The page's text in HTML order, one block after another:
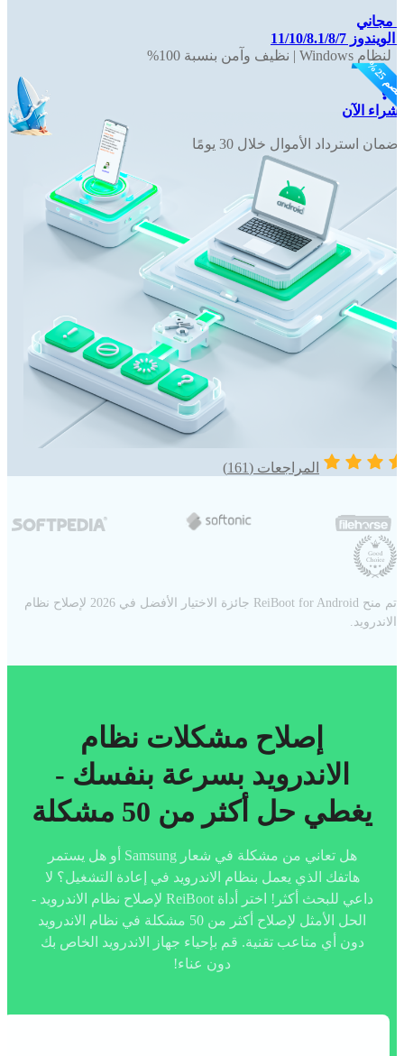
مجاني
11/10/8.1/8/7
لنظام Windows | نظيف وآمن بنسبة 100%
شراء الآن
ضمان استرداد الأموال خلال 30 يومًا
المراجعات (161)
تم منح ReiBoot for Android جائزة الاختيار الأفضل في 2026 لإصلاح نظام
الاندرويد.
إصلاح مشكلات نظام
الاندرويد بسرعة بنفسك -
يغطي حل أكثر من 50 مشكلة
هل تعاني من مشكلة في شعار Samsung أو هل يستمر
هاتفك الذي يعمل بنظام الاندرويد في إعادة التشغيل؟ لا
داعي للبحث أكثر! اختر أداة ReiBoot لإصلاح نظام الاندرويد -
الحل الأمثل لإصلاح أكثر من 50 مشكلة في نظام الاندرويد
دون أي متاعب تقنية. قم بإحياء جهاز الاندرويد الخاص بك
دون عناء!